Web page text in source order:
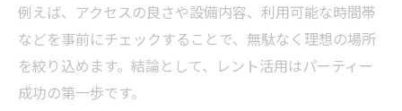
例えば、アクセスの良さや設備内容、利用可能な時間帯
などを事前にチェックすることで、無駄なく理想の場所
を絞り込めます。結論として、レント活用はパーティー
成功の第一歩です。